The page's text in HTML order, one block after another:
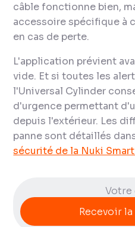
câble fonctionne bien,
accessoire spécifique à
en cas de perte.
L'application prévient
vide. Et si toutes les
l'Universal Cylinder
d'urgence permettant
depuis l'extérieur. Les
panne sont détaillés
sécurité de la Nuki